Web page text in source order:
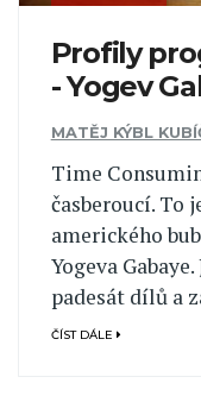
Profily
- Yogev
MATĚJ KÝBL
Time
časberoucí. To
amerického
Yogeva
padesát dílů a
ČÍST DÁLE